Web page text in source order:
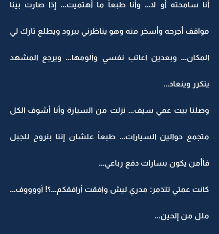
أنا سامحته أو لا... وأنا طبعاً ما أهتميت... إذا صارت بينا
مواقف أجرحه وأسخر منه وهو يناظرني ببرود ويطلع تارك لي
المكان... وبعدين أعاتب نفسي وألومها... ويرجع المشهد
يتكرر وينعاد...
وصلنا بيت عمي سيف... نزلت من السيارة وأنا أشوف الكل
متجمع حوالين السيارات... طبعاً علشان إننا بنروح للجبل
فأأمن يكون بسارات دفع رباعي...
كانت عمتي تتذمر: مدري ليش وافقت أرافقكم...؟! أووووف...
ملل من إلحين...